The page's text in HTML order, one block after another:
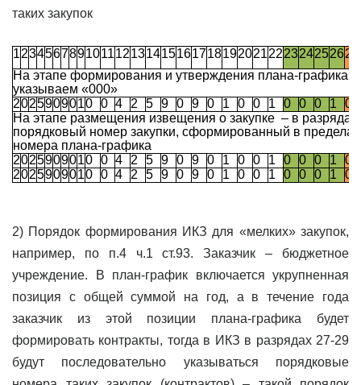
таких закупок
123456789101112131415161718192021222324252627
На этапе формирования и утверждения плана-графика
указываем «000»
2025909010 0 4 2 5 9 0 9 0 1 0 0 1 0 0 0 1 0
На этапе размещения извещения о закупке – в
порядковый номер закупки, сформированный в
номера плана-графика
2025909010 0 4 2 5 9 0 9 0 1 0 0 1 0 0 0 1 0
2025909010 0 4 2 5 9 0 9 0 1 0 0 1 0 0 0 1 0
2) Порядок формирования ИКЗ для «мелких» закупок,
например, по п.4 ч.1 ст.93. Заказчик – бюджетное
учреждение. В план-график включается укрупненная
позиция с общей суммой на год, а в течение года
заказчик из этой позиции плана-графика будет
формировать контракты, тогда в ИКЗ в разрядах 27-29
будут последовательно указываться порядковые